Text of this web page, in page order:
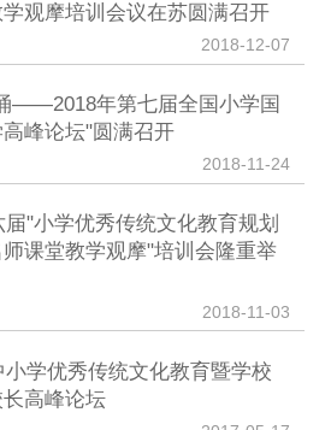
观摩培训会议在苏圆满召开
2018-12-07
——2018年第七届全国小学国
峰论坛"圆满召开
2018-11-24
届"小学优秀传统文化教育规划
课堂教学观摩"培训会隆重举
2018-11-03
小学优秀传统文化教育暨学校
高峰论坛